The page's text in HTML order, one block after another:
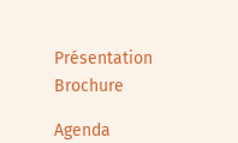
Présentation
Brochure
Agenda